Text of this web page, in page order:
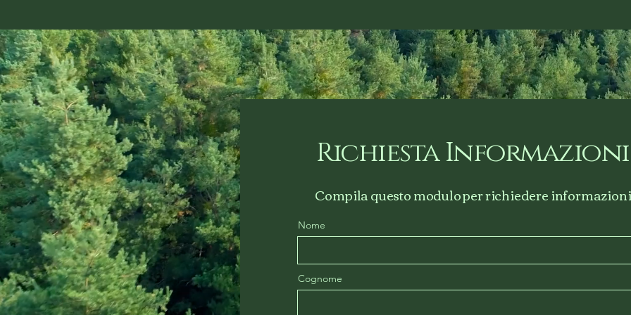
Richiesta Informazioni
Compila questo modulo per richiedere informazioni
Nome
Cognome